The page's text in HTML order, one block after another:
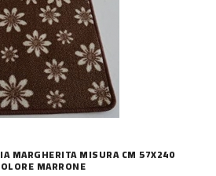
MARGHERITA MISURA CM 57X240
MARRONE